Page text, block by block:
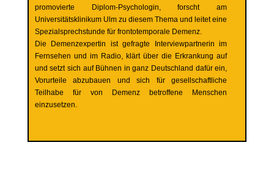
promovierte Diplom-Psychologin, forscht am
Universitätsklinikum Ulm zu diesem Thema und leitet eine
Spezialsprechstunde für frontotemporale Demenz.
Die Demenzexpertin ist gefragte Interviewpartnerin im
Fernsehen und im Radio, klärt über die Erkrankung auf
und setzt sich auf Bühnen in ganz Deutschland dafür ein,
Vorurteile abzubauen und sich für gesellschaftliche
Teilhabe für von Demenz betroffene Menschen
einzusetzen.